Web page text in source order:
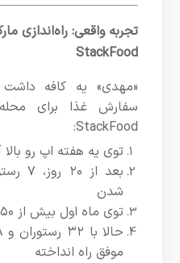
تجربه واقعی: راه‌اندازی
StackFood
«مهدی» یه کافه
سفارش غذا برای
StackFood:
توی یه هفته اپ رو
بعد
شدن
توی ماه اول بیش از ۲۵۰ سفارش ثبت شد
موفق راه انداخته